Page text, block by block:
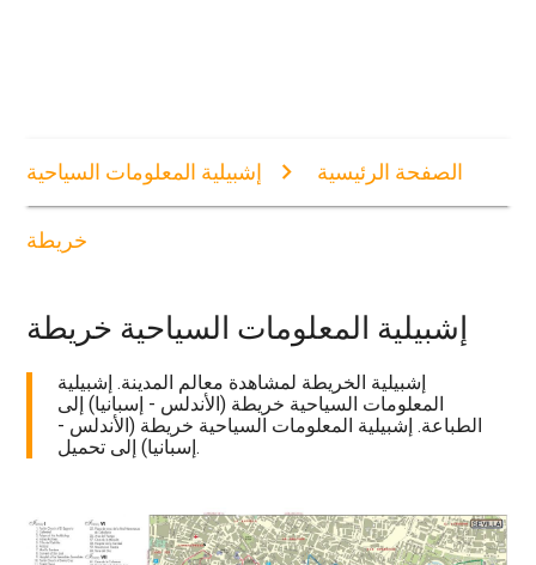
الصفحة الرئيسية إشبيلية المعلومات السياحية
خريطة
إشبيلية المعلومات السياحية خريطة
إشبيلية الخريطة لمشاهدة معالم المدينة. إشبيلية
المعلومات السياحية خريطة (الأندلس - إسبانيا) إلى
الطباعة. إشبيلية المعلومات السياحية خريطة (الأندلس -
إسبانيا) إلى تحميل.